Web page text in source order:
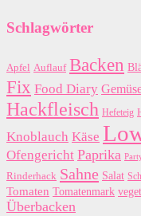
Schlagwörter
Apfel Auflauf Backen
Fix Food Diary
Hackfleisch Hefeteig
Knoblauch Käse
Ofengericht Paprika
Rinderhack Sahne Salat
Tomaten Tomatenmark
Überbacken